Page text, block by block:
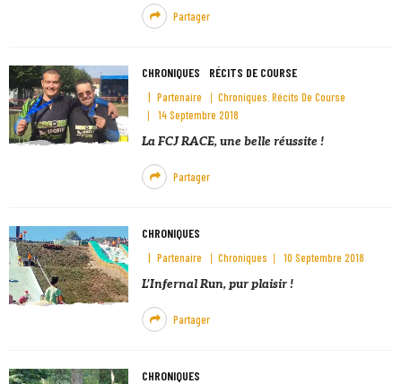
Partager
CHRONIQUES RÉCITS DE COURSE
Partenaire Chroniques Récits De Course
14 Septembre 2018
La FCJ RACE, une belle réussite !
Partager
CHRONIQUES
Partenaire Chroniques
10 Septembre 2018
L’Infernal Run, pur plaisir !
Partager
CHRONIQUES